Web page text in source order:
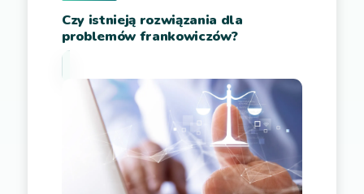
Czy istnieją rozwiązania dla
problemów frankowiczów?